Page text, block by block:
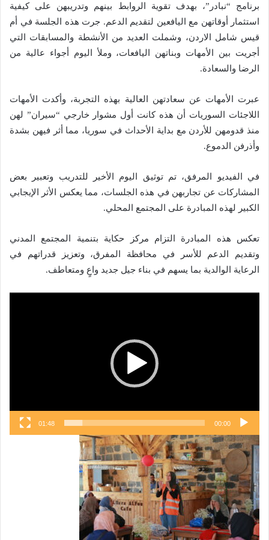
برنامج “نبادر”، بهدف تقوية الروابط بينهم وتدريبهن على كيفية
استثمار أوقاتهن مع اليافعين لتقديم الدعم. جرت هذه الجلسة في أم
قيس شامل الاردن، وشملت العديد من الأنشطة والمسابقات التي
أجريت بين الأمهات وبناتهن اليافعات، وملأ اليوم أجواء عالية من
الرضا والسعادة.
عبرت الأمهات عن سعادتهن العالية بهذه التجربة، وأكدت الأمهات
اللاجئات السوريات أن هذه كانت أول مشوار خارجي “سيران” لهن
منذ قدومهن للأردن مع بداية الأحداث في سوريا، مما أثر فيهن بشدة
وأذرفن الدموع.
في الفيديو المرفق، تم توثيق اليوم الأخير للتدريب وتعبير بعض
المشاركات عن تجاربهن في هذه الجلسات، مما يعكس الأثر الإيجابي
الكبير لهذه المبادرة على المجتمع المحلي.
تعكس هذه المبادرة التزام مركز حكاية بتنمية المجتمع المدني
وتقديم الدعم للأسر في محافظة المفرق، وتعزيز قدراتهم في
الرعاية الوالدية بما يسهم في بناء جيل جديد واعٍ ومتعاطف.
00:00
01:48